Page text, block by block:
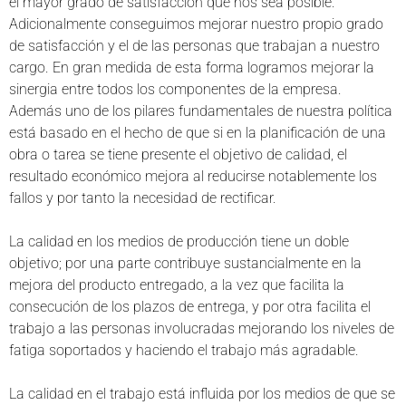
Adicionalmente conseguimos mejorar nuestro propio grado
de satisfacción y el de las personas que trabajan a nuestro
cargo. En gran medida de esta forma logramos mejorar la
sinergia entre todos los componentes de la empresa.
Además uno de los pilares fundamentales de nuestra política
está basado en el hecho de que si en la planificación de una
obra o tarea se tiene presente el objetivo de calidad, el
resultado económico mejora al reducirse notablemente los
fallos y por tanto la necesidad de rectificar.
La calidad en los medios de producción tiene un doble
objetivo; por una parte contribuye sustancialmente en la
mejora del producto entregado, a la vez que facilita la
consecución de los plazos de entrega, y por otra facilita el
trabajo a las personas involucradas mejorando los niveles de
fatiga soportados y haciendo el trabajo más agradable.
La calidad en el trabajo está influida por los medios de que se